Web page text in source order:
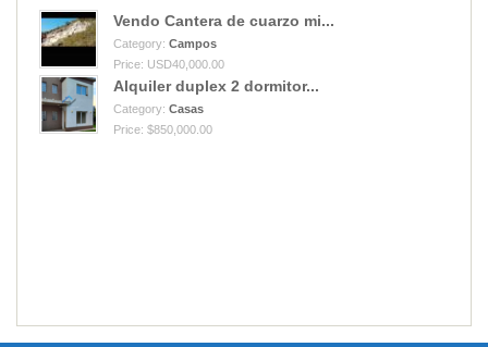
Vendo Cantera de cuarzo mi...
Category: Campos
Price: USD40,000.00
Alquiler duplex 2 dormitor...
Category: Casas
Price: $850,000.00